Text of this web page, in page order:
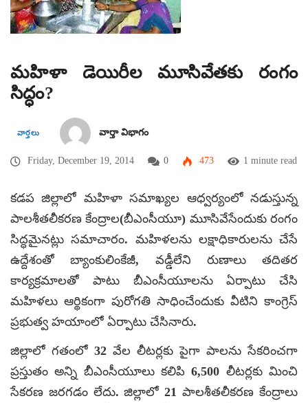
మహిళా డెయిరీల మూసివేతకు రంగం
సిద్ధం?
వార్తలు వార్తా విభాగం
Friday, December 19, 2014 0 473 1 minute read
కడప జిల్లాలో మహిళా సమాఖ్యల ఆధ్వర్యంలో నడుస్తున్న
పాలశీతలీకరణ కేంద్రాల(బీఎంసీయూ) మూసివేసేందుకు రంగం
సిద్ధమైనట్లు సమాచారం. మహిళలను లక్షాధికారులను చేసే
ఉద్దేశంతో బ్యాంకులింకేజీ, వడ్డీలేని రుణాలు తదితర
కార్యక్రమాలతో పాటు బీఎంసీయూలను ఏర్పాటు చేసి
మహిళలు ఆర్థికంగా పురోగతి సాధించేందుకు వీటిని కాంగ్రెస్
ప్రభుత్వ హయాంలో ఏర్పాటు చేసినారు.
జిల్లాలో గతంలో 32 వేల లీటర్లకు పైగా పాలను సేకరించగా
ప్రస్తుతం అన్ని బీఎంసీయూలు కలిపి 6,500 లీటర్లకు మించి
సేకరణ జరగడం లేదు. జిల్లాలో 21 పాలశీతలీకరణ కేంద్రాలు